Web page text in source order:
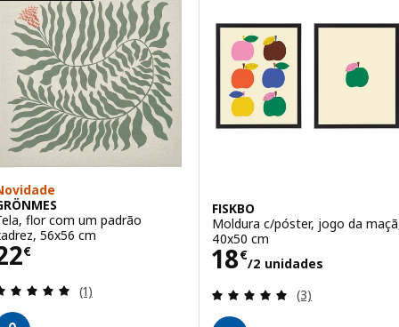
flor com um padrão
56x56 cm
€ 22€
Avaliação: 5 fora de 5 estrelas. Total de
(1)
FISKBO
Moldura c/póster, jogo da
40x50 cm
18€
/2 unidades
Preço 18€/2
Avaliação: 5
(3)